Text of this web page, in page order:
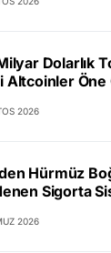
Dolarlık
Altcoinler Öne
2026
Hürmüz
Sigorta
2026